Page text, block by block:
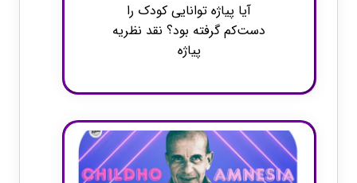
آیا پیاژه توانایی کودک را
دست‌کم گرفته بود؟ نقد نظریه
پیاژه